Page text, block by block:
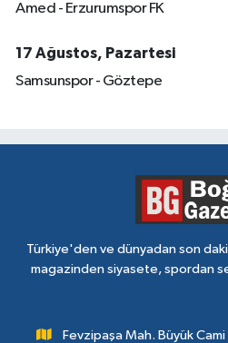
Amed - Erzurumspor FK
17 Ağustos, Pazartesi
Samsunspor - Göztepe
Türkiye'den ve dünyadan son
magazinden siyasete, spordan
Fevzipaşa Mah. Büyük